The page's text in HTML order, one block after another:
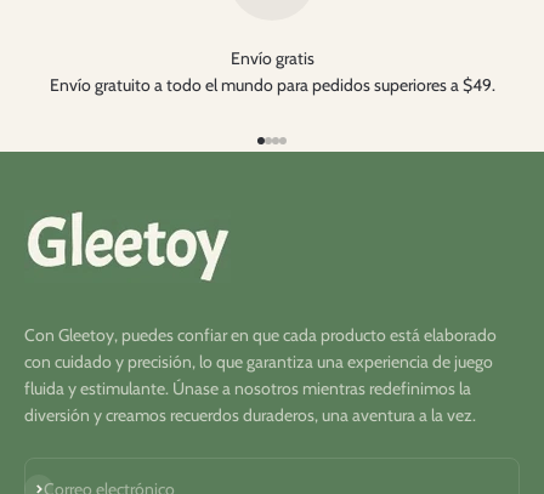
Envío gratis
Envío gratuito a todo el mundo para pedidos superiores a $49.
Ir al artículo 1
Ir al artículo 2
Ir al artículo 3
Ir al artículo 4
Con Gleetoy, puedes confiar en que cada producto está elaborado
con cuidado y precisión, lo que garantiza una experiencia de juego
fluida y estimulante. Únase a nosotros mientras redefinimos la
diversión y creamos recuerdos duraderos, una aventura a la vez.
Correo electrónico
Suscribirse